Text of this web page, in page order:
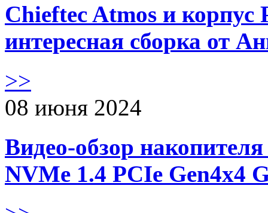
Chieftec Atmos и корпус
интересная сборка от
>>
08 июня 2024
Видео-обзор
NVMe 1.4 PCIe Gen4х4